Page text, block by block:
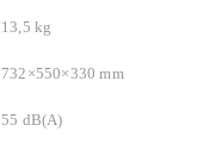
13,5 kg
732×550×330 mm
55 dB(A)